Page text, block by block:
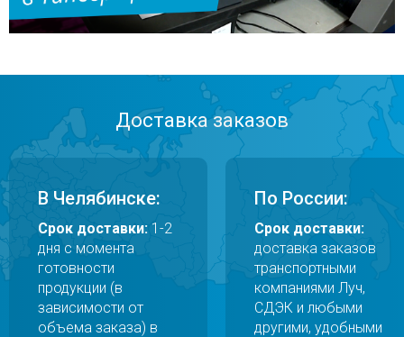
Доставка заказов
В Челябинске:
Срок доставки: 1-2
дня с момента
готовности
продукции (в
зависимости от
объема заказа) в
По России:
Срок доставки:
доставка заказов
транспортными
компаниями Луч,
СДЭК и любыми
другими, удобными